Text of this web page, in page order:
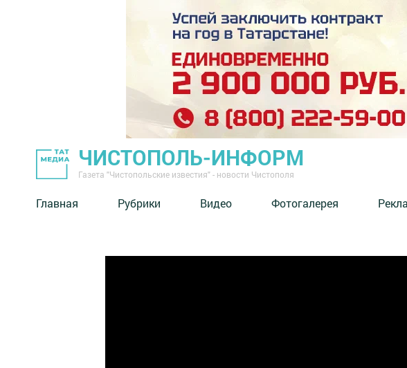
ЧИСТОПОЛЬ-ИНФОРМ
Газета "Чистопольские известия" - новости Чистополя
Главная Рубрики Видео Фотогалерея